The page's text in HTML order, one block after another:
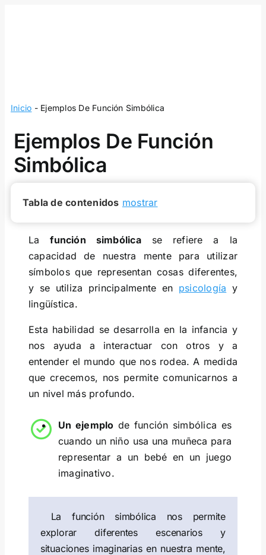
Inicio - Ejemplos De Función Simbólica
Ejemplos De Función
Simbólica
Tabla de contenidos mostrar
Lafunción simbólicase refiere a la
capacidad de nuestra mente para utilizar
símbolos que representan cosas diferentes,
y se utiliza principalmente en psicología y
lingüística.
Esta habilidad se desarrolla en la infancia y
nos ayuda a interactuar con otros y a
entender el mundo que nos rodea. A medida
que crecemos, nos permite comunicarnos a
un nivel más profundo.
Un ejemplo de función simbólica es
cuando un niño usa una muñeca para
representar a un bebé en un juego
imaginativo.
La función simbólica nos permite
explorar diferentes escenarios y
situaciones imaginarias en nuestra mente,